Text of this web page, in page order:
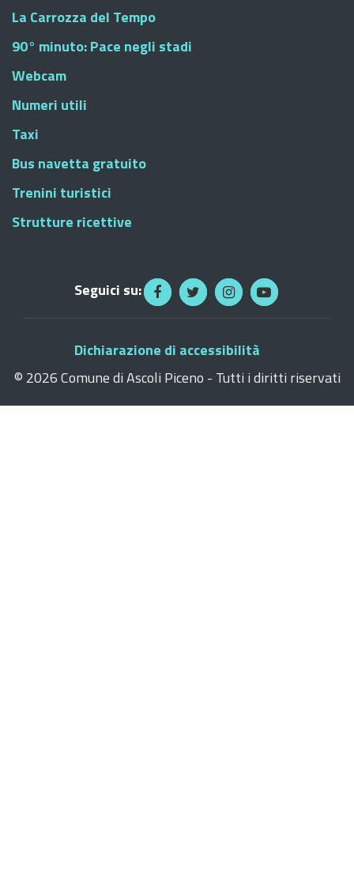
La Carrozza del Tempo
90° minuto: Pace negli stadi
Webcam
Numeri utili
Taxi
Bus navetta gratuito
Trenini turistici
Strutture ricettive
Seguici su:
Dichiarazione di accessibilità
© 2026 Comune di Ascoli Piceno - Tutti i diritti riservati